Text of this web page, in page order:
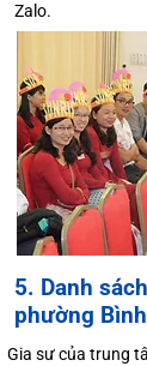
Zalo.
5. Danh
phường
Gia sư của trung